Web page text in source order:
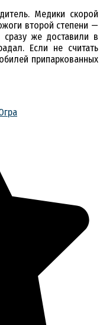
Медики скорой
второй степени —
же доставили в
Если не считать
припаркованных